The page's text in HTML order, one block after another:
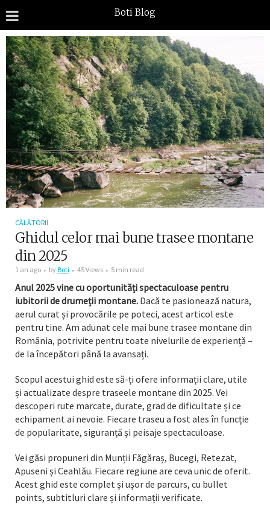
Boti Blog
CĂLĂTORII
Ghidul celor mai bune trasee montane
din 2025
1 an ago byBoti 45 Views 5 min read
Anul 2025 vine cu oportunități spectaculoase pentru
iubitorii de drumeții montane. Dacă te pasionează natura,
aerul curat și provocările pe poteci, acest articol este
pentru tine. Am adunat cele mai bune trasee montane din
România, potrivite pentru toate nivelurile de experiență –
de la începători până la avansați.
Scopul acestui ghid este să-ți ofere informații clare, utile
și actualizate despre traseele montane din 2025. Vei
descoperi rute marcate, durate, grad de dificultate și ce
echipament ai nevoie. Fiecare traseu a fost ales în funcție
de popularitate, siguranță și peisaje spectaculoase.
Vei găsi propuneri din Munții Făgăraș, Bucegi, Retezat,
Apuseni și Ceahlău. Fiecare regiune are ceva unic de oferit.
Acest ghid este complet și ușor de parcurs, cu bullet
points, subtitluri clare și informații verificate.